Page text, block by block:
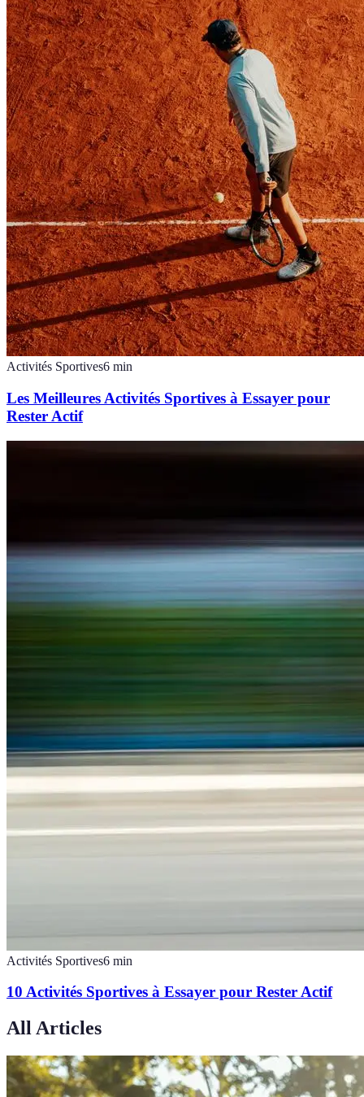
Activités Sportives6 min
Les Meilleures Activités Sportives à Essayer pour
Rester Actif
Activités Sportives6 min
10 Activités Sportives à Essayer pour Rester Actif
All Articles